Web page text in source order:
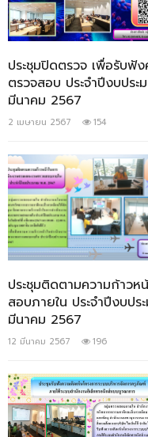
ประชุมปิดตรวจ เพื่อรับฟั
ตรวจสอบ ประจำปีงบปร
มีนาคม 2567
2 เมษายน 2567 154
ประชุมติดตามความก้าวห
สอบภายใน ประจำปีงบป
มีนาคม 2567
12 มีนาคม 2567 196